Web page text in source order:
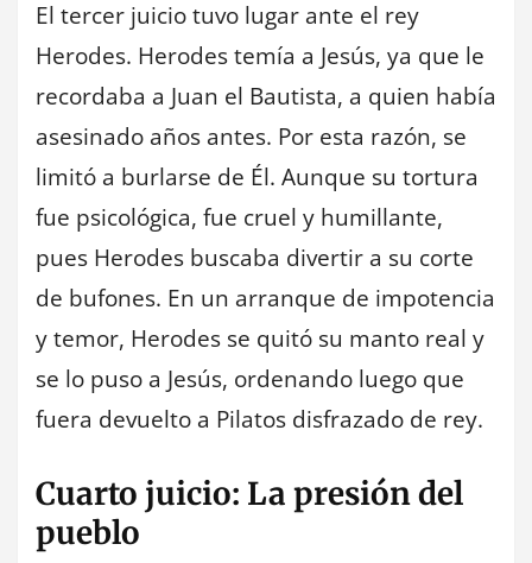
El tercer juicio tuvo lugar ante el rey
Herodes. Herodes temía a Jesús, ya que le
recordaba a Juan el Bautista, a quien había
asesinado años antes. Por esta razón, se
limitó a burlarse de Él. Aunque su tortura
fue psicológica, fue cruel y humillante,
pues Herodes buscaba divertir a su corte
de bufones. En un arranque de impotencia
y temor, Herodes se quitó su manto real y
se lo puso a Jesús, ordenando luego que
fuera devuelto a Pilatos disfrazado de rey.
Cuarto juicio: La presión del
pueblo